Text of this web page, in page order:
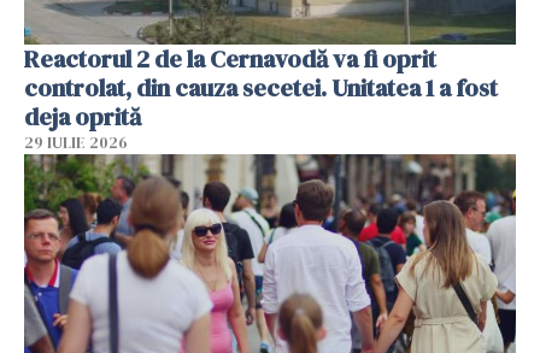
Reactorul 2 de la Cernavodă va fi oprit
controlat, din cauza secetei. Unitatea 1 a fost
deja oprită
29 IULIE 2026